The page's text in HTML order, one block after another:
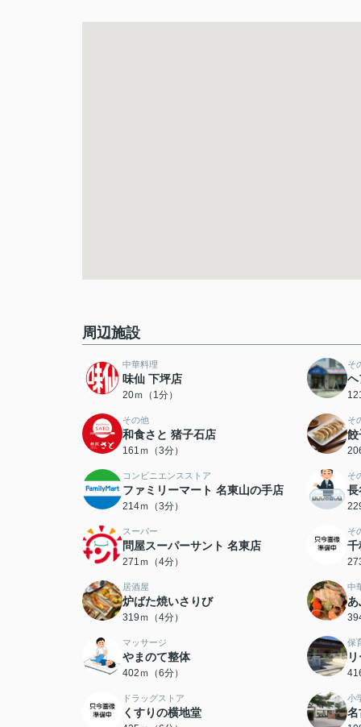
周辺施設
中華料理
味仙 下坪店
20ｍ（1分）
そ
ヘ
その他
和食さと 猪子石店
161ｍ（3分）
そ
餃
コンビニエンスストア
ファミリーマート 名東山の手店
214ｍ（3分）
そ
長
スーパー
問屋スーパーサント 名東店
271ｍ（4分）
そ
千
居酒屋
炉ばた焼いさりび
319ｍ（4分）
中
マッサージ
やまのて整体
402ｍ（6分）
保
ドラッグストア
くすりの横地堂
小
名